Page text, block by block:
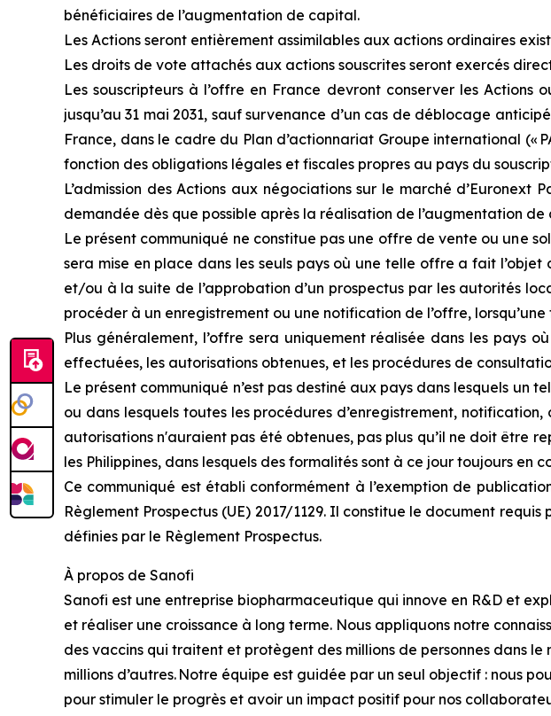
bénéficiaires de l’augmentation de capital.
Les Actions seront entièrement assimilables aux actions ordinaires
Les droits de vote attachés aux actions souscrites seront exercés
Les souscripteurs à l’offre en France devront conserver les Actions
jusqu’au 31 mai 2031, sauf survenance d’un cas de déblocage
France, dans le cadre du Plan d’actionnariat Groupe international («
fonction des obligations légales et fiscales propres au pays du
L’admission des Actions aux négociations sur le marché
demandée dès que possible après la réalisation de l’augmentation de
Le présent communiqué ne constitue pas une offre de vente ou une
sera mise en place dans les seuls pays où une telle offre a fait
et/ou à la suite de l’approbation d’un prospectus par les autorités
procéder à un enregistrement ou une notification de l’offre,
Plus généralement, l’offre sera uniquement réalisée dans les pays
effectuées, les autorisations obtenues, et les procédures de
Le présent communiqué n’est pas destiné aux pays dans lesquels un
ou dans lesquels toutes les procédures d’enregistrement,
autorisations n'auraient pas été obtenues, pas plus qu’il ne doit être
les Philippines, dans lesquels des formalités sont à ce jour toujours
Ce communiqué est établi conformément à l’exemption de
Règlement Prospectus (UE) 2017/1129. Il constitue le document
définies par le Règlement Prospectus.
À propos de Sanofi
Sanofi est une entreprise biopharmaceutique qui innove en R&D et
et réaliser une croissance à long terme. Nous appliquons notre
des vaccins qui traitent et protègent des millions de personnes dans
millions d’autres. Notre équipe est guidée par un seul objectif : nous
pour stimuler le progrès et avoir un impact positif pour nos